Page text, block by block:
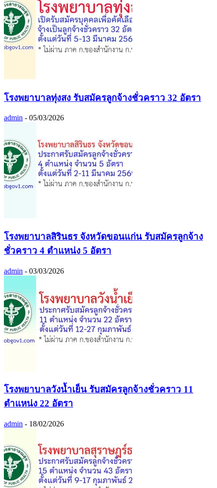
โรงพยาบาลทุ่งสง รับสมัครลูกจ้างชั่วคราว 32 อัตรา
admin - 05/03/2026
โรงพยาบาลสิรินธร จังหวัดขอนแก่น รับสมัครลูกจ้าง
ชั่วคราว 4 ตำแหน่ง 5 อัตรา
admin - 03/03/2026
โรงพยาบาลวังน้ำเย็น รับสมัครลูกจ้างชั่วคราว 11
ตำแหน่ง 22 อัตรา
admin - 18/02/2026